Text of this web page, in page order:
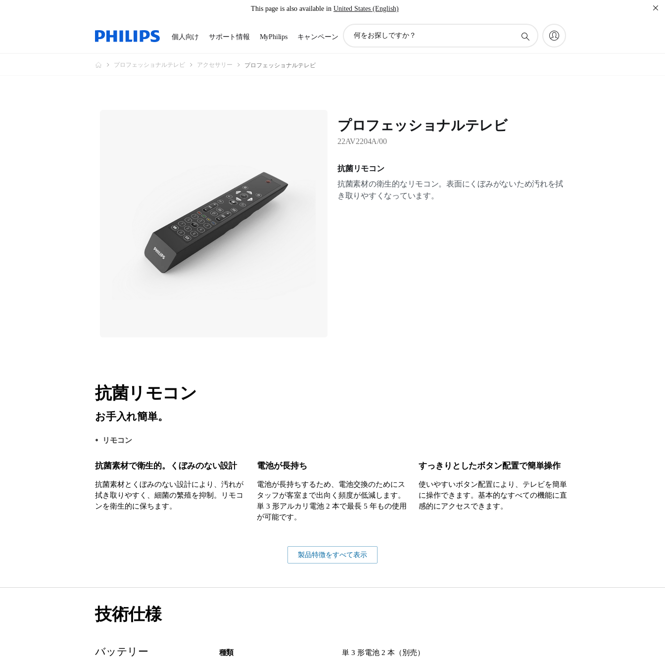
This page is also available in United States (English)
個人向け サポート情報 MyPhilips キャンペーン
索
プロフェッショナルテレビ アクセサリー プロフェッショナルテレビ
プロフェッショナルテレビ
22AV2204A/00
抗菌リモコン
抗菌素材の衛生的なリモコン。表面にくぼみがないため汚れを拭
き取りやすくなっています。
抗菌リモコン
お手入れ簡単。
リモコン
抗菌素材で衛生的。くぼみのない設計
抗菌素材とくぼみのない設計により、汚れが
拭き取りやすく、細菌の繁殖を抑制。リモコ
ンを衛生的に保ちます。
電池が長持ち
電池が長持ちするため、電池交換のためにス
タッフが客室まで出向く頻度が低減します。
単 3 形アルカリ電池 2 本で最長 5 年もの使用
が可能です。
すっきりとしたボタン配置で簡単操作
使いやすいボタン配置により、テレビを簡単
に操作できます。基本的なすべての機能に直
感的にアクセスできます。
製品特徴をすべて表示
技術仕様
バッテリー 種類 単 3 形電池 2 本（別売）